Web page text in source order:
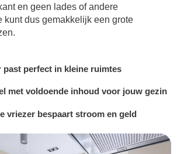
en geen lades of andere
kunt dus gemakkelijk een grote
past perfect in kleine ruimtes
met voldoende inhoud voor jouw gezin
vriezer bespaart stroom en geld